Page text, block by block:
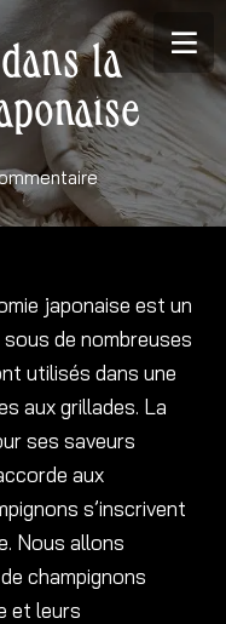
la
japonaise est un
de nombreuses
utilisés dans une
aux grillades. La
ses saveurs
aux
s’inscrivent
Nous allons
champignons
et leurs